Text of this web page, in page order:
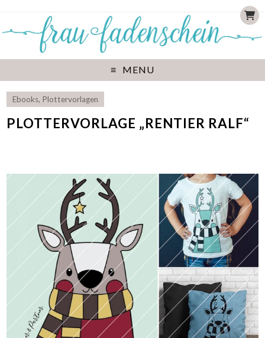
MENU
Ebooks, Plottervorlagen
PLOTTERVORLAGE „RENTIER RALF“